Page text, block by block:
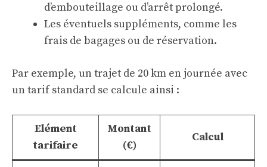
d’embouteillage ou d’arrêt prolongé.
Les éventuels suppléments, comme les
frais de bagages ou de réservation.
Par exemple, un trajet de 20 km en journée avec
un tarif standard se calcule ainsi :
Elément
tarifaire
Montant
(€)
Calcul